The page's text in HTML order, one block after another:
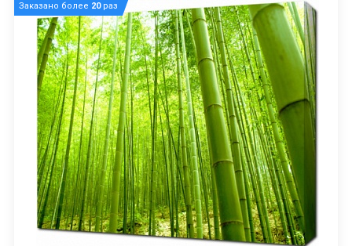
Заказано более 20раз